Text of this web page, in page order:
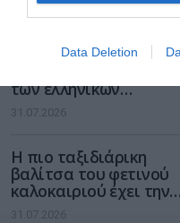
Data Deletion
μια νέα βιομηχανική
Νέος οδηγός του ΕΚΤ
των ελληνικών
επιχειρήσεων στον
χώρο της άμυνας
31.07.2026
Η πιο ταξιδιάρικη
βαλίτσα του φετινού
καλοκαιριού έχει την
υπογραφή της Xiaomi
31.07.2026